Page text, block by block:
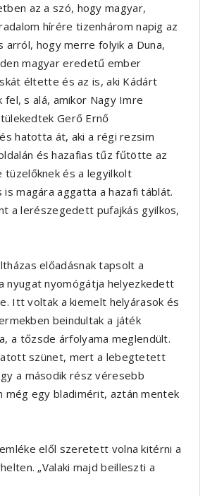
az a szó, hogy magyar,
hírére tizenhárom napig az
hogy merre folyik a Duna,
magyar eredetű ember
éltette és az is, aki Kádárt
s alá, amikor Nagy Imre
Gerő Ernő
hatotta át, aki a régi rezsim
és hazafias tűz fűtötte az
és a legyilkolt
magára aggatta a hazafi táblát.
a lerészegedett pufajkás gyilkos,
előadásnak tapsolt a
nyugat nyomógátja helyezkedett
Itt voltak a kiemelt helyárasok és
beindultak a játék
a tőzsde árfolyama meglendült.
szünet, mert a lebegtetett
a második rész véresebb
egy bladimérit, aztán mentek
elől szeretett volna kitérni a
„Valaki majd beilleszti a